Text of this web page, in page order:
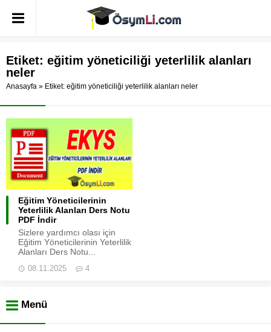
Etiket: eğitim yöneticiliği yeterlilik alanları
neler
Anasayfa » Etiket: eğitim yöneticiliği yeterlilik alanları neler
Eğitim Yöneticilerinin
Yeterlilik Alanları Ders Notu
PDF İndir
Sizlere yardımcı olası için
Eğitim Yöneticilerinin Yeterlilik
Alanları Ders Notu...
08.11.2025 4
Menü